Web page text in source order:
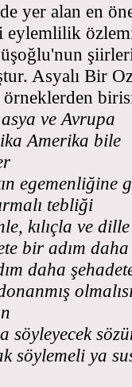
yer alan en
eylemlilik
Asyalı Bir
örneklerden
ve Avrupa
Amerika bile
egemenliğine
tebliği
kılıçla ve dille
bir adım daha
daha
söyleyecek
söylemeli ya